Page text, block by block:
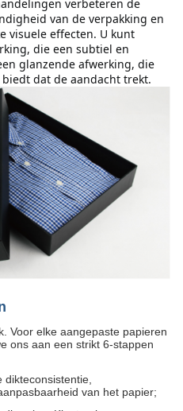
verbeteren de
van de verpakking en
visuele effecten. U kunt
die een subtiel en
glanzende afwerking, die
dat de aandacht trekt.
Voor elke aangepaste papieren
ons aan een strikt 6-stappen
dikteconsistentie,
van het papier;